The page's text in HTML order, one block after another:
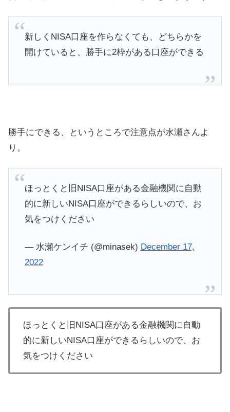
新しくNISA口座を作らなくても、どちらかを
開けていると、勝手に2枠がある口座ができる
勝手にできる、というところで注意点が水瀬さんよ
り。
ほっとくと旧NISA口座がある金融機関に自動
的に新しいNISA口座ができるらしいので、お
気をつけください
— 水瀬ケンイチ (@minasek) December 17,
2022
ほっとくと旧NISA口座がある金融機関に自動
的に新しいNISA口座ができるらしいので、お
気をつけください